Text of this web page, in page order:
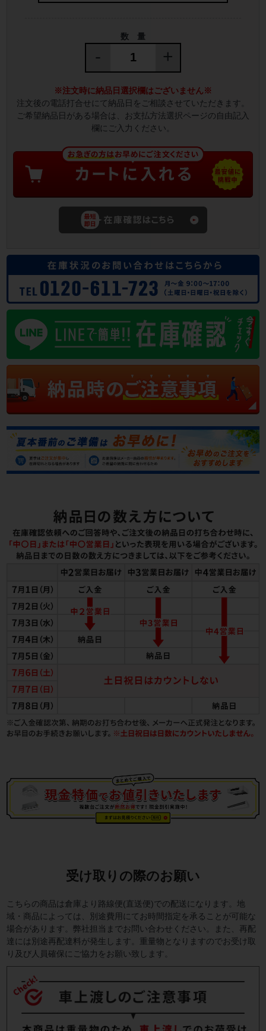
数 量
- +
※注文時に納品日選択欄はございません※
注文後の電話打合せにて納品日をご相談させていただきます。
ご希望納品日がある場合は、お支払方法選択ページの自由記入
欄にご入力ください。
受け取りの際のお願い
こちらの商品は倉庫より路線便(直送便)での配送になります。地
域・商品によっては、別途費用にてお時間指定を承ることが可能な
場合があります。弊社担当までお問い合わせください。また、再配
達には別途再配達料が発生します。重量物となりますのでお受け取
り及び人員確保にご協力をお願い致します。